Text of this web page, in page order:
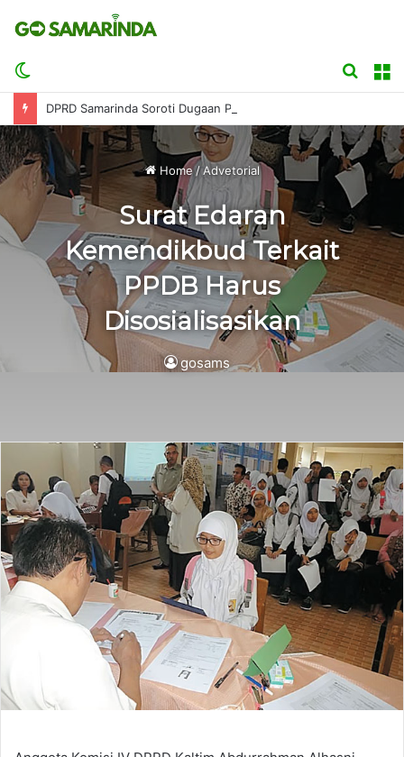
skin
Search
for
Home/ Advetorial
Surat Edaran
Kemendikbud Terkait
PPDB Harus
Disosialisasikan
gosams